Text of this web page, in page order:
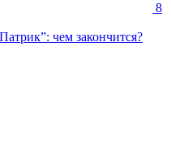
8
чем закончится?